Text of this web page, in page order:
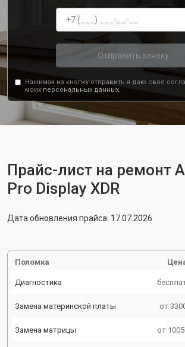
Отправить заявку
Нажимая на кнопку отправить я даю свое
моих персональных данных.
Прайс-лист на ремонт
Pro Display XDR
Дата обновления прайса: 17.07.2026
Поломка
Диагностика
Замена материнской платы от
Замена матрицы от